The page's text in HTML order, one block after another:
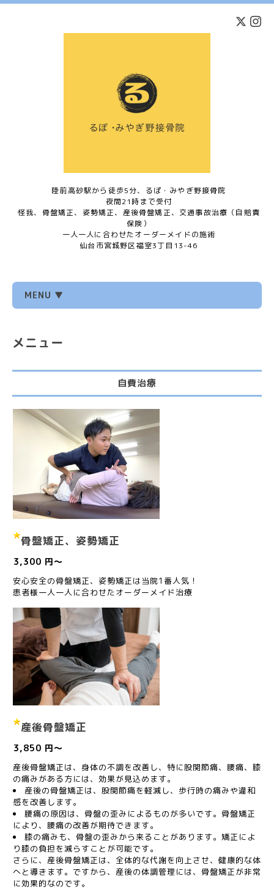
陸前高砂駅から徒歩5分、るぽ・みやぎ野接骨院
夜間21時まで受付
怪我、骨盤矯正、姿勢矯正、産後骨盤矯正、交通事故治療（自賠責
保険）
一人一人に合わせたオーダーメイドの施術
仙台市宮城野区福室3丁目13-46
MENU ▼
メニュー
自費治療
骨盤矯正、姿勢矯正
3,300 円～
安心安全の骨盤矯正、姿勢矯正は当院1番人気！
患者様一人一人に合わせたオーダーメイド治療
産後骨盤矯正
3,850 円～
産後骨盤矯正は、身体の不調を改善し、特に股関節痛、腰痛、膝
の痛みがある方には、効果が見込めます。
産後の骨盤矯正は、股関節痛を軽減し、歩行時の痛みや違和
感を改善します。
腰痛の原因は、骨盤の歪みによるものが多いです。骨盤矯正
により、腰痛の改善が期待できます。
膝の痛みも、骨盤の歪みから来ることがあります。矯正によ
り膝の負担を減らすことが可能です。
さらに、産後骨盤矯正は、全体的な代謝を向上させ、健康的な体
へと導きます。ですから、産後の体調管理には、骨盤矯正が非常
に効果的なのです。